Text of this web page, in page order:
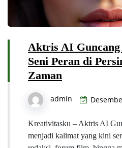
Aktris AI
Seni Peran di
Zaman
admin
Kreativitasku – Aktris AI
menjadi kalimat yang kini